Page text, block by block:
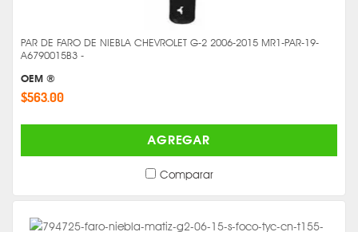
PAR DE FARO DE NIEBLA CHEVROLET G-2 2006-2015 MR1-PAR-19-
A6790015B3 -
OEM ®
$563.00
AGREGAR
Comparar